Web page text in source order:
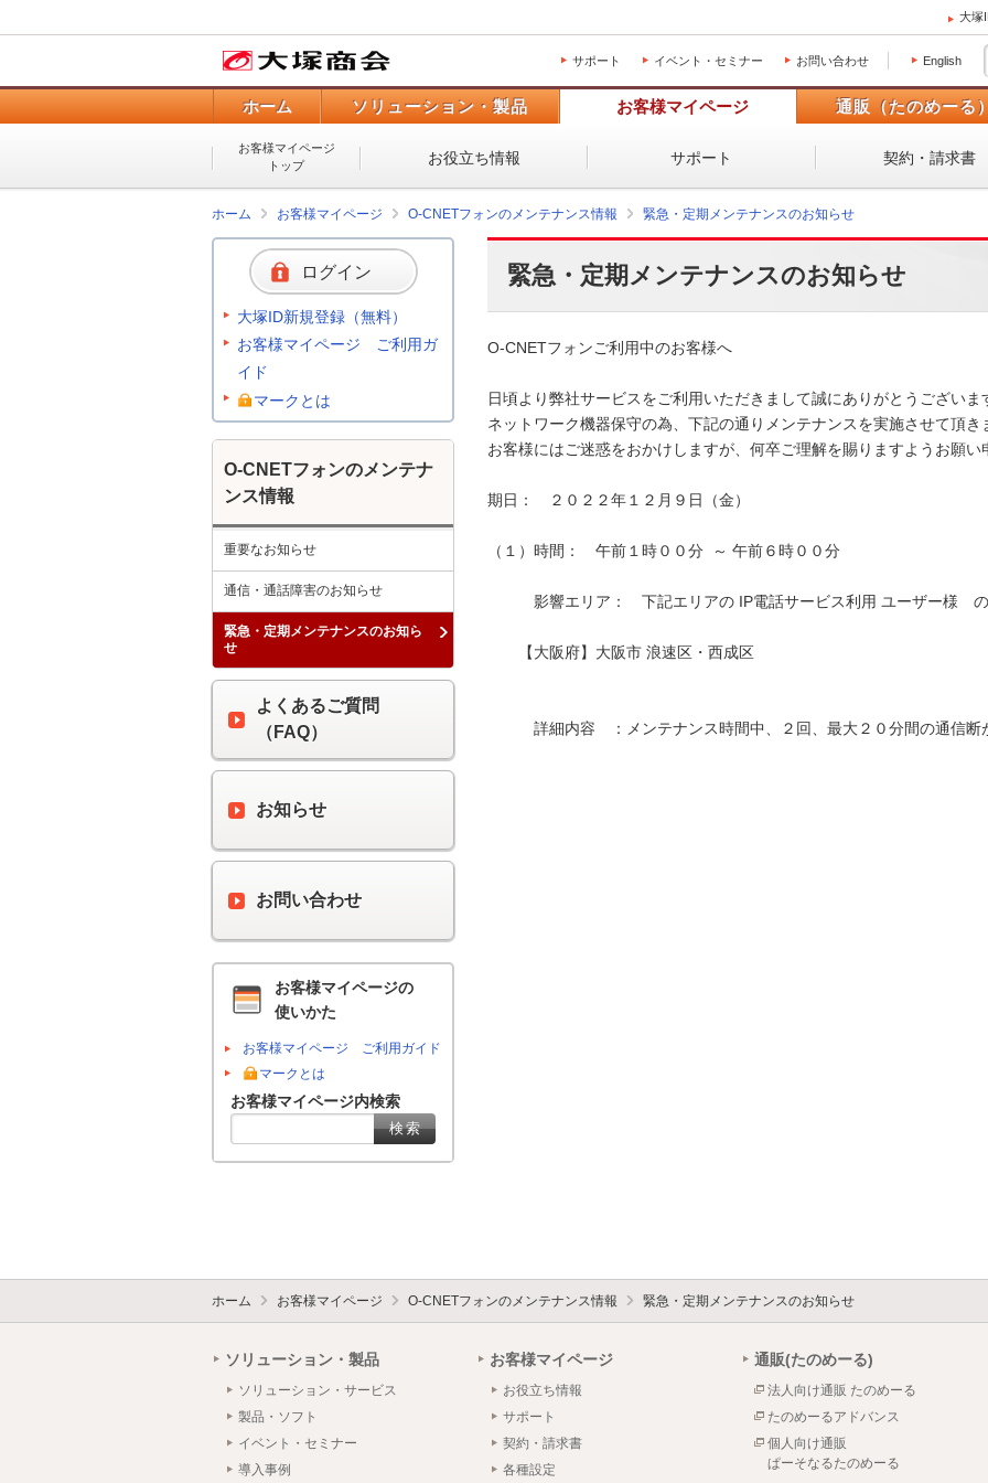
大塚
サポート イベント・セミナー お問い合わせ English
ホーム ソリューション・製品 お客様マイページ 通販（たのめーる）
お客様マイページ
トップ
お役立ち情報 サポート 契約・請求書
ホーム お客様マイページ O-CNETフォンのメンテナンス情報 緊急・定期メンテナンスのお知らせ
緊急・定期メンテナンスのお知らせ
O-CNETフォンご利用中のお客様へ
日頃より弊社サービスをご利用いただきまして誠にありがとうございま
ネットワーク機器保守の為、下記の通りメンテナンスを実施させて頂き
お客様にはご迷惑をおかけしますが、何卒ご理解を賜りますようお願い
期日：　２０２２年１２月９日（金）
（１）時間：　午前１時００分  ～ 午前６時００分
影響エリア：　下記エリアの IP電話サービス利用 ユーザー様　
【大阪府】大阪市 浪速区・西成区
詳細内容　：メンテナンス時間中、２回、最大２０分間の通信断
ログイン
大塚ID新規登録（無料）
お客様マイページ ご利用ガ
イド
マークとは
O-CNETフォンのメンテナ
ンス情報
重要なお知らせ
通信・通話障害のお知らせ
緊急・定期メンテナンスのお知ら
せ
よくあるご質問
（FAQ）
お知らせ
お問い合わせ
お客様マイページの
使いかた
お客様マイページ ご利用ガイド
マークとは
お客様マイページ内検索
ホーム お客様マイページ O-CNETフォンのメンテナンス情報 緊急・定期メンテナンスのお知らせ
ソリューション・製品
ソリューション・サービス
製品・ソフト
イベント・セミナー
導入事例
お客様マイページ
お役立ち情報
サポート
契約・請求書
各種設定
通販(たのめーる)
法人向け通販 たのめーる
たのめーるアドバンス
個人向け通販
ぱーそなるたのめーる